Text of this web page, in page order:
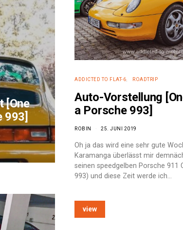
[One
993]
ADDICTED TO FLAT-6 ROADTRIP
Auto-Vorstellung
a Porsche 993]
ROBIN 25. JUNI 2019
Oh ja das wird eine sehr gute
Karamanga überlässt mir
seinen speedgelben Porsche 911
993) und diese Zeit werde ich…
view